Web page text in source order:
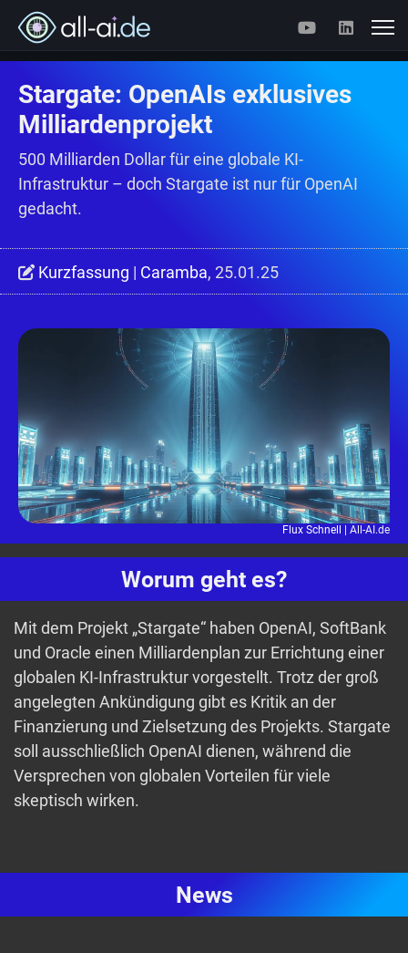
Stargate: OpenAIs exklusives
Milliardenprojekt
500 Milliarden Dollar für eine globale KI-
Infrastruktur – doch Stargate ist nur für OpenAI
gedacht.
Kurzfassung | Caramba, 25.01.25
Flux Schnell | All-AI.de
Worum geht es?
Mit dem Projekt „Stargate“ haben OpenAI, SoftBank
und Oracle einen Milliardenplan zur Errichtung einer
globalen KI-Infrastruktur vorgestellt. Trotz der groß
angelegten Ankündigung gibt es Kritik an der
Finanzierung und Zielsetzung des Projekts. Stargate
soll ausschließlich OpenAI dienen, während die
Versprechen von globalen Vorteilen für viele
skeptisch wirken.
News